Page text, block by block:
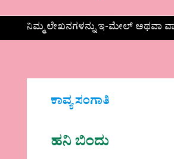
ನಿಮ್ಮ ಲೇಖನಗಳನ್ನು ಇ-ಮೇಲ್ ಅಥವಾ
ಕಾವ್ಯ ಸಂಗಾತಿ
ಹನಿ ಬಿಂದು